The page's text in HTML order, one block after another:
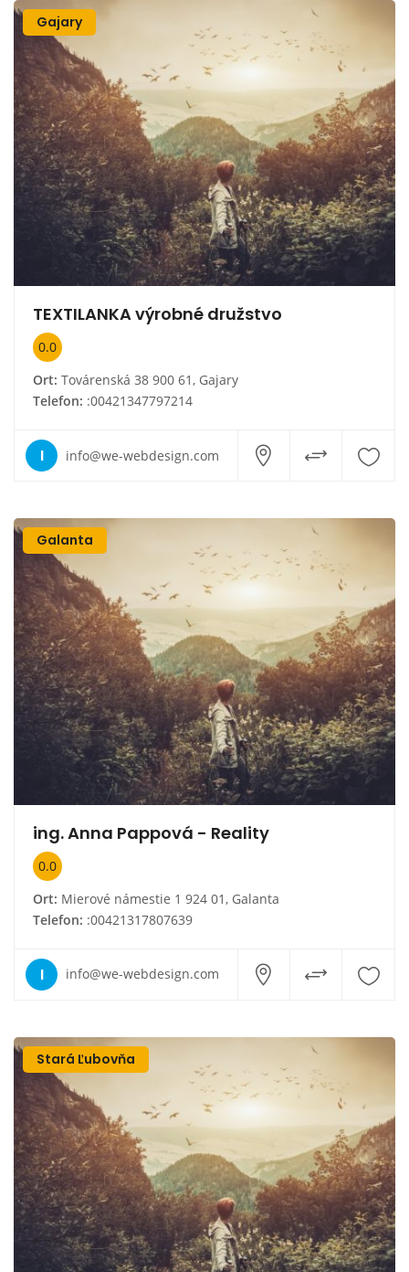
Gajary
TEXTILANKA výrobné družstvo
0.0
Ort: Továrenská 38 900 61, Gajary
Telefon: :00421347797214
I info@we-webdesign.com
Galanta
ing. Anna Pappová - Reality
0.0
Ort: Mierové námestie 1 924 01, Galanta
Telefon: :00421317807639
I info@we-webdesign.com
Stará Ľubovňa